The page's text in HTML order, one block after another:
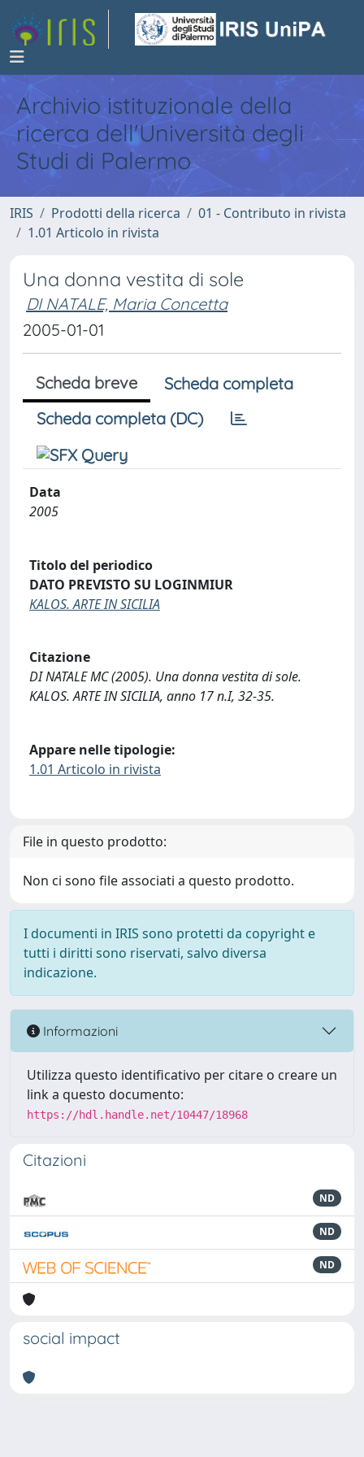
Archivio istituzionale della
ricerca dell'Università degli
Studi di Palermo
IRIS Prodotti della ricerca
01 - Contributo in rivista
1.01 Articolo in rivista
Una donna vestita di sole
DI NATALE, Maria Concetta
2005-01-01
Scheda breve
Scheda completa
Scheda completa (DC)
Data
2005
Titolo del periodico
DATO PREVISTO SU LOGINMIUR
KALOS. ARTE IN SICILIA
Citazione
DI NATALE MC (2005). Una donna vestita di sole.
KALOS. ARTE IN SICILIA, anno 17 n.I, 32-35.
Appare nelle tipologie:
1.01 Articolo in rivista
File in questo prodotto:
Non ci sono file associati a questo prodotto.
I documenti in IRIS sono protetti da copyright e
tutti i diritti sono riservati, salvo diversa
indicazione.
Informazioni
Utilizza questo identificativo per citare o creare un
link a questo documento:
https://hdl.handle.net/10447/18968
Citazioni
ND
ND
ND
social impact